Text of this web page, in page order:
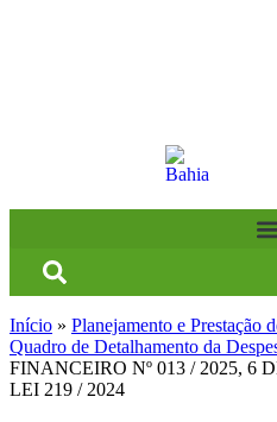
Início » Planejamento e Prestação
Quadro de Detalhamento da
FINANCEIRO Nº 013 / 2025, 6
LEI 219 / 2024